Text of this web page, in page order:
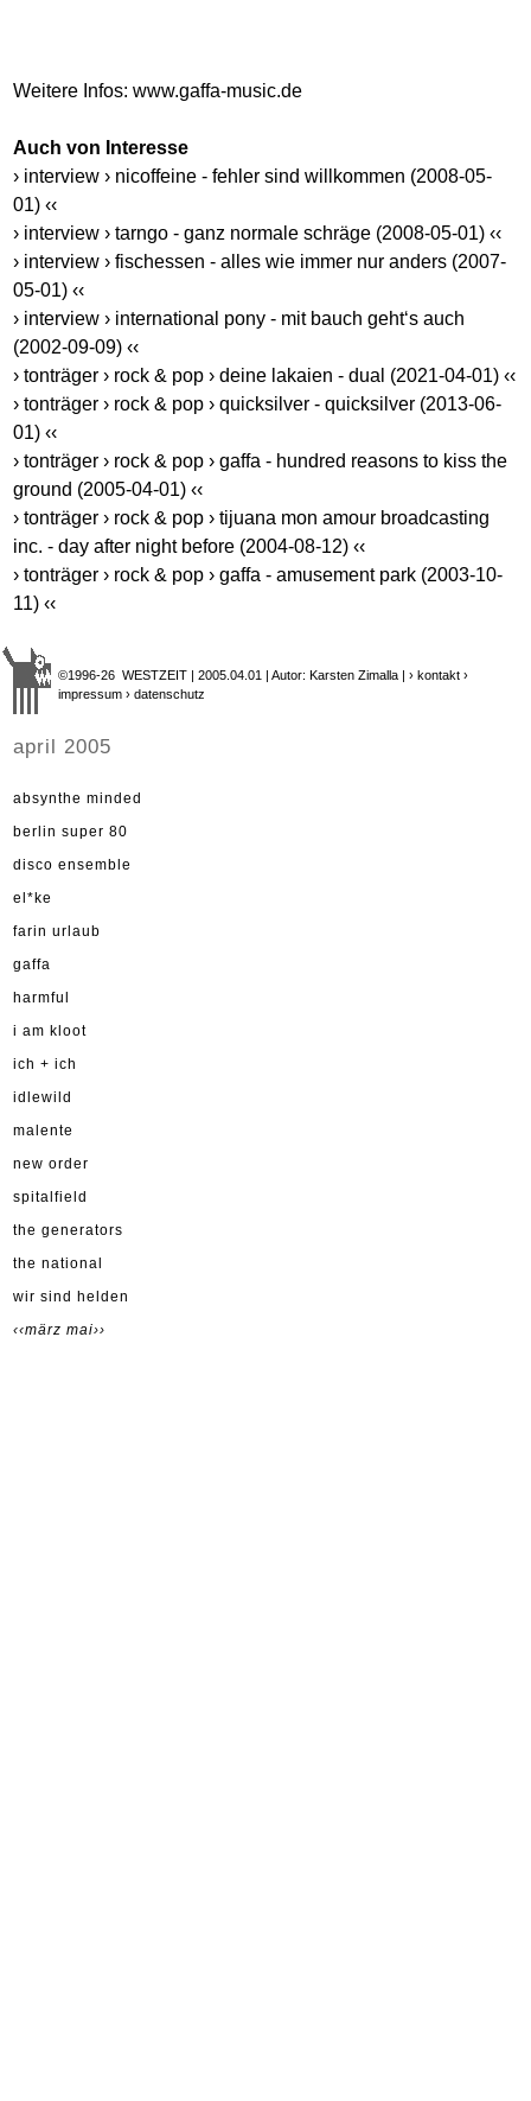
Weitere Infos:www.gaffa-music.de
Auch von Interesse
› interview › nicoffeine - fehler sind willkommen (2008-05-
01) ‹‹
› interview › tarngo - ganz normale schräge (2008-05-01) ‹‹
› interview › fischessen - alles wie immer nur anders (2007-
05-01) ‹‹
› interview › international pony - mit bauch geht‘s auch
(2002-09-09) ‹‹
› tonträger › rock & pop › deine lakaien - dual (2021-04-01) ‹‹
› tonträger › rock & pop › quicksilver - quicksilver (2013-06-
01) ‹‹
› tonträger › rock & pop › gaffa - hundred reasons to kiss the
ground (2005-04-01) ‹‹
› tonträger › rock & pop › tijuana mon amour broadcasting
inc. - day after night before (2004-08-12) ‹‹
› tonträger › rock & pop › gaffa - amusement park (2003-10-
11) ‹‹
©1996-26 WESTZEIT | 2005.04.01 | Autor: Karsten Zimalla |› kontakt ›
impressum › datenschutz
april 2005
absynthe minded
berlin super 80
disco ensemble
el*ke
farin urlaub
gaffa
harmful
i am kloot
ich + ich
idlewild
malente
new order
spitalfield
the generators
the national
wir sind helden
‹‹märz mai››